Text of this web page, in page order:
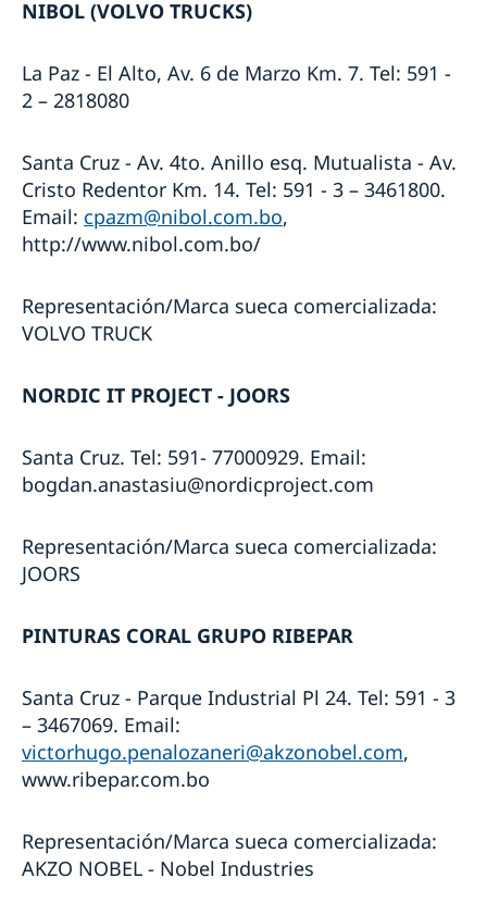
NIBOL (VOLVO TRUCKS)
La Paz - El Alto, Av. 6 de Marzo Km. 7. Tel: 591 -
2 – 2818080
Santa Cruz - Av. 4to. Anillo esq. Mutualista - Av.
Cristo Redentor Km. 14. Tel: 591 - 3 – 3461800.
Email: cpazm@nibol.com.bo,
http://www.nibol.com.bo/
Representación/Marca sueca comercializada:
VOLVO TRUCK
NORDIC IT PROJECT - JOORS
Santa Cruz. Tel: 591- 77000929. Email:
bogdan.anastasiu@nordicproject.com
Representación/Marca sueca comercializada:
JOORS
PINTURAS CORAL GRUPO RIBEPAR
Santa Cruz - Parque Industrial Pl 24. Tel: 591 - 3
– 3467069. Email:
victorhugo.penalozaneri@akzonobel.com,
www.ribepar.com.bo
Representación/Marca sueca comercializada:
AKZO NOBEL - Nobel Industries